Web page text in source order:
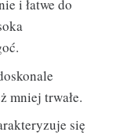
i łatwe do
mniej trwałe.
się